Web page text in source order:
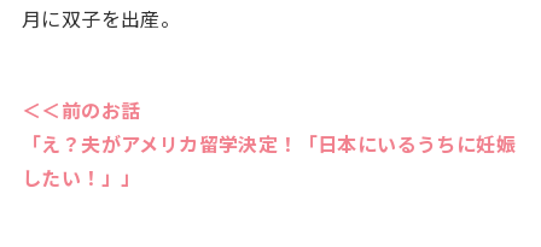
月に双子を出産。
＜＜前のお話
「え？夫がアメリカ留学決定！「日本にいるうちに妊娠
したい！」」